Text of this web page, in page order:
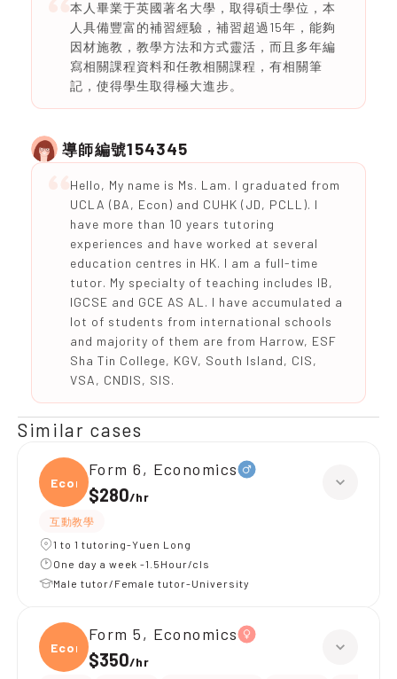
本人畢業于英國著名大學，取得碩士學位，本
人具備豐富的補習經驗，補習超過15年，能夠
因材施教，教學方法和方式靈活，而且多年編
寫相關課程資料和任教相關課程，有相關筆
記，使得學生取得極大進步。
導師編號154345
Hello, My name is Ms. Lam. I graduated from
UCLA (BA, Econ) and CUHK (JD, PCLL). I
have more than 10 years tutoring
experiences and have worked at several
education centres in HK. I am a full-time
tutor. My specialty of teaching includes IB,
IGCSE and GCE AS AL. I have accumulated a
lot of students from international schools
and majority of them are from Harrow, ESF
Sha Tin College, KGV, South Island, CIS,
VSA, CNDIS, SIS.
Similar cases
Econ
Form 6, Economics
$280/hr
互動教學
1 to 1 tutoring-Yuen Long
One day a week -1.5Hour/cls
Male tutor/Female tutor-University
Econ
Form 5, Economics
$350/hr